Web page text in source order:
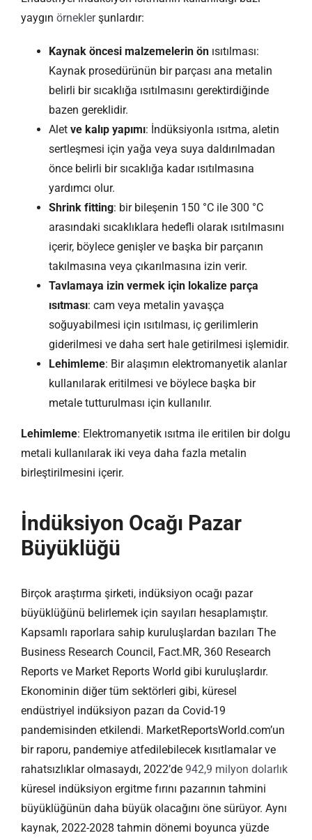
yaygın örneklerşunlardır:
Kaynak öncesi malzemelerin önısıtılması:
Kaynak prosedürünün bir parçası ana metalin
belirli bir sıcaklığa ısıtılmasını gerektirdiğinde
bazen gereklidir.
Alet ve kalıp yapımı: İndüksiyonla ısıtma, aletin
sertleşmesi için yağa veya suya daldırılmadan
önce belirli bir sıcaklığa kadar ısıtılmasına
yardımcı olur.
Shrink fitting: bir bileşenin 150 °C ile 300 °C
arasındaki sıcaklıklara hedefli olarak ısıtılmasını
içerir, böylece genişler ve başka bir parçanın
takılmasına veya çıkarılmasına izin verir.
Tavlamaya izin vermek için lokalize parça
ısıtması: cam veya metalin yavaşça
soğuyabilmesi için ısıtılması, iç gerilimlerin
giderilmesi ve daha sert hale getirilmesi işlemidir.
Lehimleme: Bir alaşımın elektromanyetik alanlar
kullanılarak eritilmesi ve böylece başka bir
metale tutturulması için kullanılır.
Lehimleme: Elektromanyetik ısıtma ile eritilen bir dolgu
metali kullanılarak iki veya daha fazla metalin
birleştirilmesini içerir.
İndüksiyon Ocağı Pazar
Büyüklüğü
Birçok araştırma şirketi, indüksiyon ocağı pazar
büyüklüğünü belirlemek için sayıları hesaplamıştır.
Kapsamlı raporlara sahip kuruluşlardan bazıları The
Business Research Council, Fact.MR, 360 Research
Reports ve Market Reports World gibi kuruluşlardır.
Ekonominin diğer tüm sektörleri gibi, küresel
endüstriyel indüksiyon pazarı da Covid-19
pandemisinden etkilendi. MarketReportsWorld.com’un
bir raporu, pandemiye atfedilebilecek kısıtlamalar ve
rahatsızlıklar olmasaydı, 2022’de 942,9 milyon dolarlık
küresel indüksiyon ergitme fırını pazarının tahmini
büyüklüğünün daha büyük olacağını öne sürüyor. Aynı
kaynak, 2022-2028 tahmin dönemi boyunca yüzde